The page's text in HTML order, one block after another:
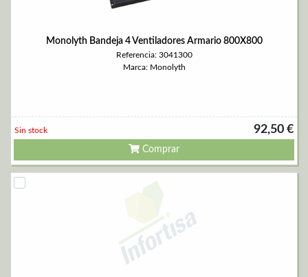
Monolyth Bandeja 4 Ventiladores Armario 800X800
Referencia: 3041300
Marca: Monolyth
92,50 €
Sin stock
Comprar